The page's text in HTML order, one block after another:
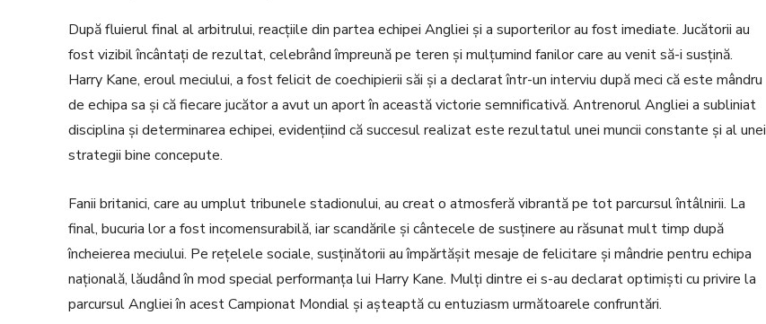
După fluierul final al arbitrului, reacțiile din partea echipei Angliei și a suporterilor au fost imediate. Jucătorii au
fost vizibil încântați de rezultat, celebrând împreună pe teren și mulțumind fanilor care au venit să-i susțină.
Harry Kane, eroul meciului, a fost felicit de coechipierii săi și a declarat într-un interviu după meci că este mândru
de echipa sa și că fiecare jucător a avut un aport în această victorie semnificativă. Antrenorul Angliei a subliniat
disciplina și determinarea echipei, evidențiind că succesul realizat este rezultatul unei muncii constante și al unei
strategii bine concepute.
Fanii britanici, care au umplut tribunele stadionului, au creat o atmosferă vibrantă pe tot parcursul întâlnirii. La
final, bucuria lor a fost incomensurabilă, iar scandările și cântecele de susținere au răsunat mult timp după
încheierea meciului. Pe rețelele sociale, susținătorii au împărtășit mesaje de felicitare și mândrie pentru echipa
națională, lăudând în mod special performanța lui Harry Kane. Mulți dintre ei s-au declarat optimiști cu privire la
parcursul Angliei în acest Campionat Mondial și așteaptă cu entuziasm următoarele confruntări.